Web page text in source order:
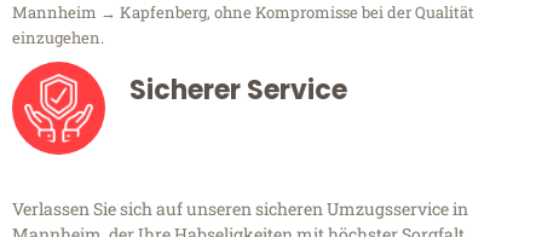
Mannheim → Kapfenberg, ohne Kompromisse bei der Qualität
einzugehen.
Sicherer Service
Verlassen Sie sich auf unseren sicheren Umzugsservice in